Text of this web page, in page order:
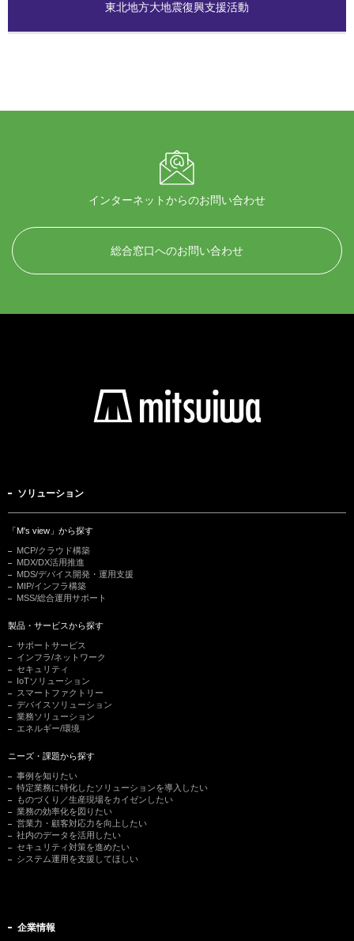
東北地方大地震復興支援活動
インターネットからのお問い合わせ
総合窓口へのお問い合わせ
ソリューション
「M's view」から探す
MCP/クラウド構築
MDX/DX活用推進
MDS/デバイス開発・運用支援
MIP/インフラ構築
MSS/総合運用サポート
製品・サービスから探す
サポートサービス
インフラ/ネットワーク
セキュリティ
IoTソリューション
スマートファクトリー
デバイスソリューション
業務ソリューション
エネルギー/環境
ニーズ・課題から探す
事例を知りたい
特定業務に特化したソリューションを導入したい
ものづくり／生産現場をカイゼンしたい
業務の効率化を図りたい
営業力・顧客対応力を向上したい
社内のデータを活用したい
セキュリティ対策を進めたい
システム運用を支援してほしい
企業情報